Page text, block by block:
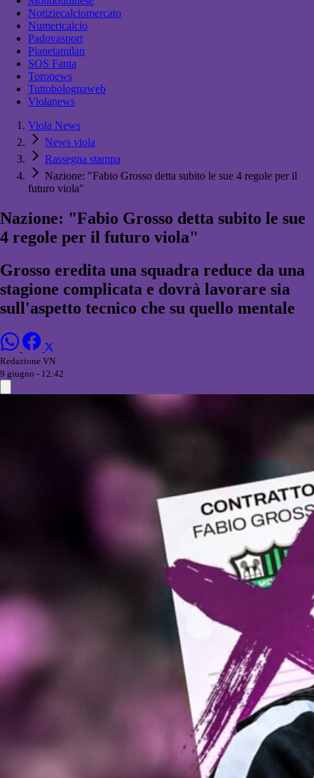
Notiziecalciomercato
Numericalcio
Padovasport
Pianetamilan
SOS Fanta
Toronews
Tuttobolognaweb
Violanews
Viola News
News viola
Rassegna stampa
Nazione: "Fabio Grosso detta subito le sue 4 regole per il
futuro viola"
Nazione: "Fabio Grosso detta subito le sue
4 regole per il futuro viola"
Grosso eredita una squadra reduce da una
stagione complicata e dovrà lavorare sia
sull'aspetto tecnico che su quello mentale
Redazione VN
9 giugno - 12:42